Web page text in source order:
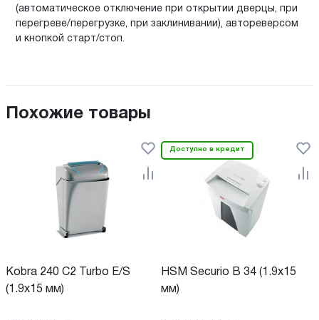
(автоматическое отключение при открытии дверцы, при
перегреве/перегрузке, при заклинивании), автореверсом
и кнопкой старт/стоп.
Похожие товары
Kobra 240 C2 Turbo E/S
(1.9x15 мм)
Доступно в кредит
HSM Securio B 34 (1.9x15
мм)